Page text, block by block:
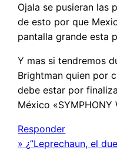
Ojala se pusieran las
de esto por que
pantalla grande esta
Y mas si tendremos
Brightman quien por
debe estar por
México «SYMPHONY
Responder
» ¿”Leprechaun, el